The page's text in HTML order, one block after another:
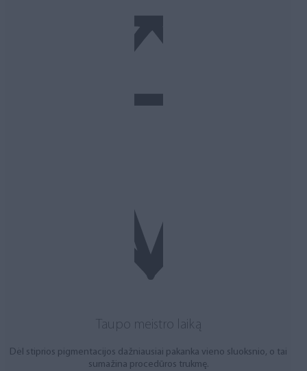
Taupo meistro laiką
Dėl stiprios pigmentacijos dažniausiai pakanka vieno sluoksnio, o tai
sumažina procedūros trukmę.